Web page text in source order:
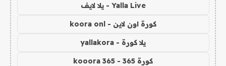
Yalla Live - يلا لايف
كورة اون لاين - koora onl
يلا كورة - yallakora
كورة 365 - kooora 365